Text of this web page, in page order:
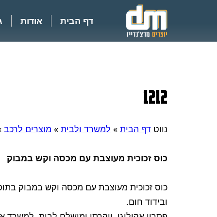
דף הבית אודות
1212
נווט דף הבית » למשרד ולבית » מוצרים לרכב
כוס זכוכית מעוצבת עם מכסה וקש במבוק
כוס זכוכית מעוצבת עם מכסה וקש במבוק
ובידוד חום.